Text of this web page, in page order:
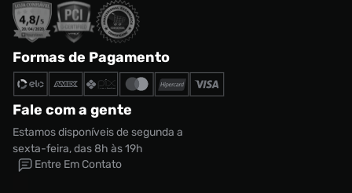
Formas de Pagamento
Fale com a gente
Estamos disponíveis de segunda a
sexta-feira, das 8h às 19h
Entre Em Contato